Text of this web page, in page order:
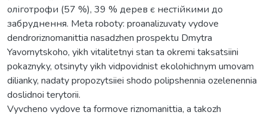
оліготрофи (57 %), 39 % дерев є нестійкими до
забруднення. Meta roboty: proanalizuvaty vydove
dendroriznomanittia nasadzhen prospektu Dmytra
Yavornytskoho, yikh vitalitetnyi stan ta okremi taksatsiini
pokaznyky, otsinyty yikh vidpovidnist ekolohichnym umovam
dilianky, nadaty propozytsiiei shodo polipshennia ozelenennia
doslidnoi terytorii.
Vyvcheno vydove ta formove riznomanittia, a takozh